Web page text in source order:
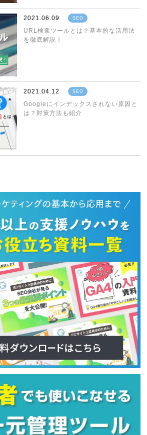
2021.06.09 SEO
URL検査ツールとは？基本的な活用法
を徹底解説！
2021.04.12 SEO
Googleにインデックスされない原因と
は？対策方法も紹介